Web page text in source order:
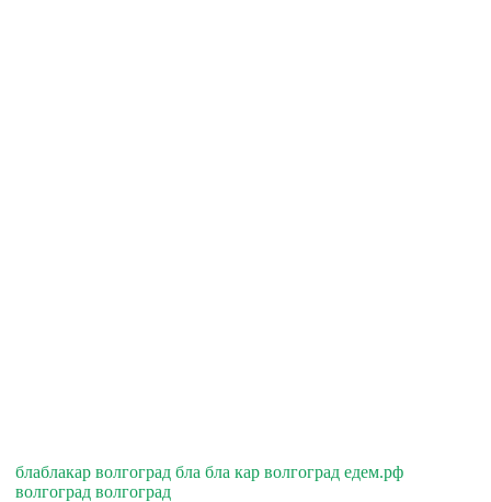
блаблакар волгоград бла бла кар волгоград едем.рф
волгоград волгоград